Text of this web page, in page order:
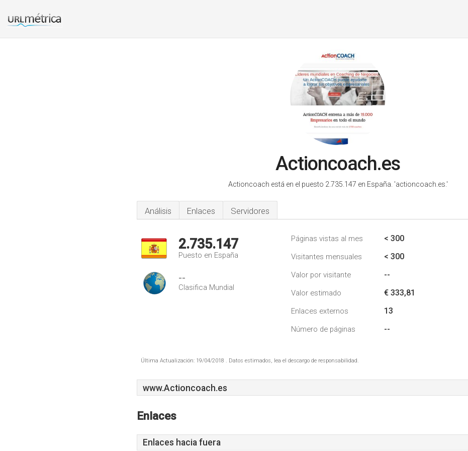
Actioncoach.es
Actioncoach está en el puesto 2.735.147 en España. 'actioncoach.es.'
Análisis Enlaces Servidores
2.735.147
Puesto en España
--
Clasifica Mundial
Páginas vistas al mes < 300
Visitantes mensuales < 300
Valor por visitante --
Valor estimado € 333,81
Enlaces externos 13
Número de páginas --
Última Actualización: 19/04/2018 . Datos estimados, lea el descargo de responsabilidad.
www.Actioncoach.es
Enlaces
Enlaces hacia fuera